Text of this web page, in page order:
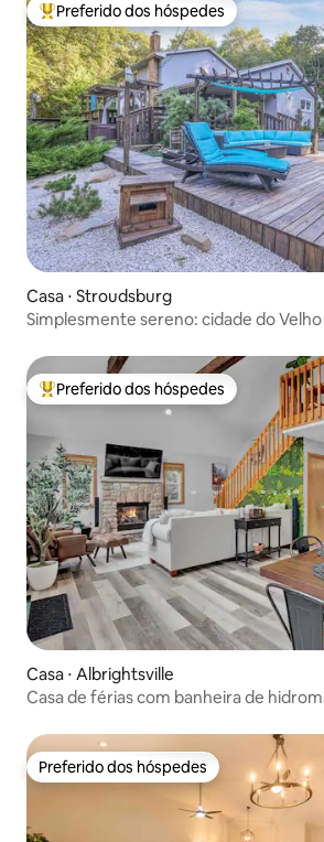
Entre os melhores preferidos dos
Preferido dos hóspedes
Casa ⋅ Stroudsburg
Simplesmente sereno: cidade do
Entre os melhores preferidos dos
Preferido dos hóspedes
Casa ⋅ Albrightsville
Casa de férias com banheira de
Preferido dos hóspedes
Preferido dos hóspedes